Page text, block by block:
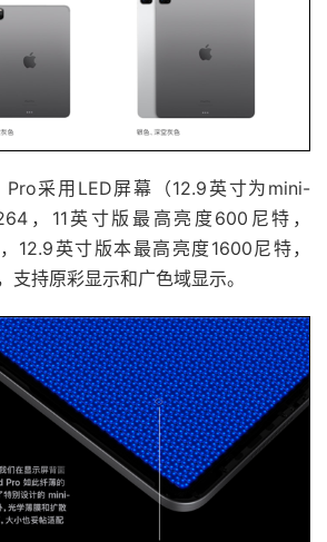
采用LED屏幕（12.9英寸为mini-
，11英寸版最高亮度600尼特，
12.9英寸版本最高亮度1600尼特，
持原彩显示和广色域显示。